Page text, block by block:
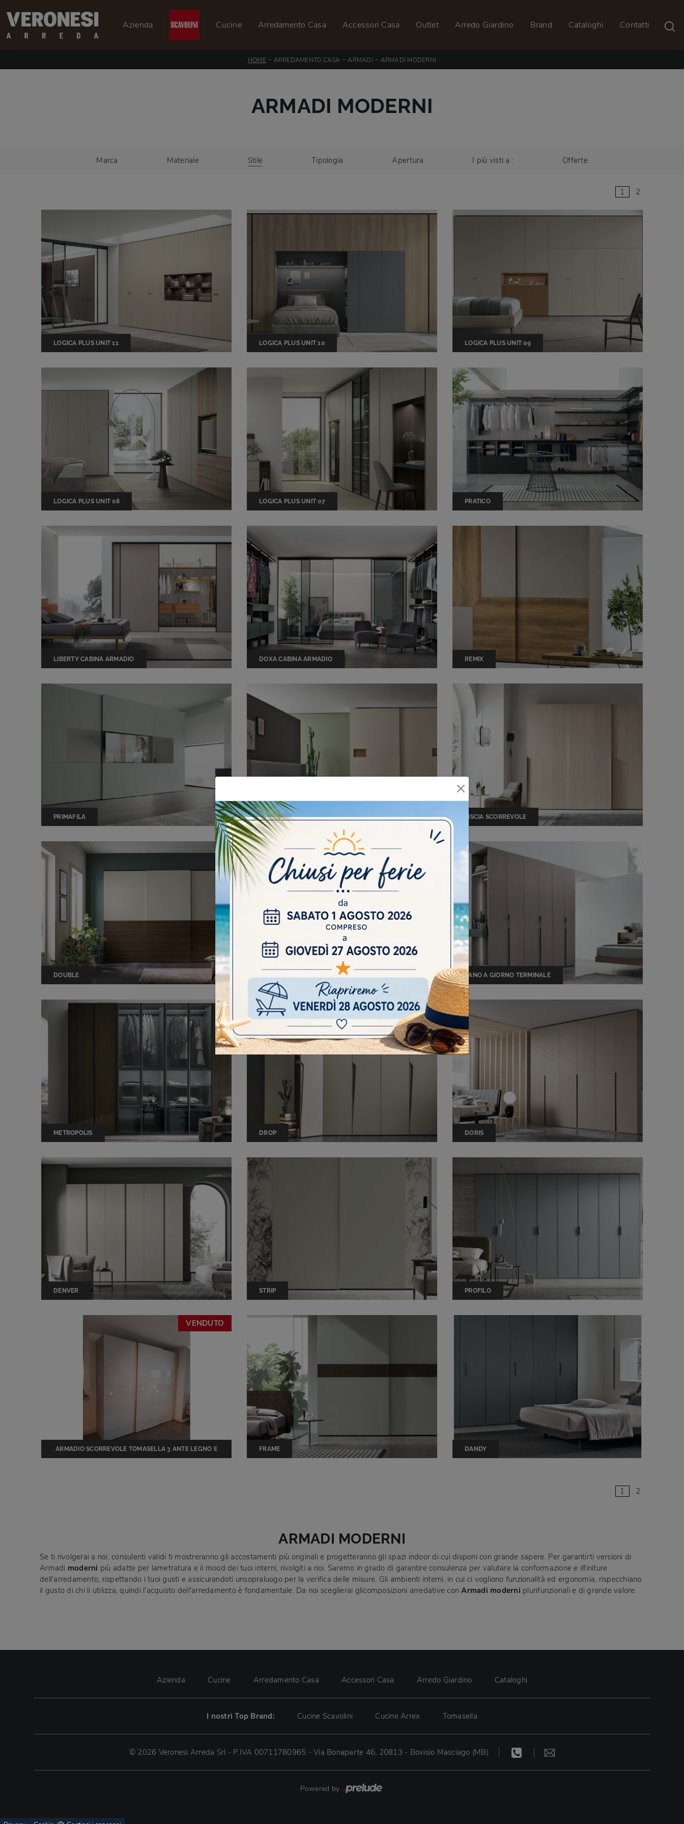
Azienda Cucine Arredamento Casa Accessori Casa Outlet Arredo Giardino Brand Cataloghi Contatti
HOME - ARREDAMENTO CASA -ARMADI - ARMADI MODERNI
ARMADI MODERNI
Marca Materiale Stile Tipologia Apertura I più visti a : Offerte
1 2
LOGICA PLUS UNIT 11 LOGICA PLUS UNIT 10 LOGICA PLUS UNIT 09
LOGICA PLUS UNIT 08 LOGICA PLUS UNIT 07 PRATICO
LIBERTY CABINA ARMADIO DOXA CABINA ARMADIO REMIX
PRIMAFILA PITTI LISCIA SCORREVOLE
DOUBLE VANO A GIORNO TERMINALE
METROPOLIS DROP DORIS
DENVER STRIP PROFILO
VENDUTO
ARMADIO SCORREVOLE TOMASELLA 3 ANTE LEGNO E FRAME DANDY
1 2
ARMADI MODERNI
Se ti rivolgerai a noi, consulenti validi ti mostreranno gli accostamenti più originali e progetteranno gli spazi indoor di cui disponi con grande sapere. Per garantirti versioni di
Armadi moderni più adatte per lametratura e il mood dei tuoi interni, rivolgiti a noi. Saremo in grado di garantire consulenza per valutare la conformazione e ilfiniture
dell'arredamento, rispettando i tuoi gusti e assicurandoti unsopraluogo per la verifica delle misure. Gli ambienti interni, in cui ci vogliono funzionalità ed ergonomia, rispecchiano
il gusto di chi li utilizza, quindi l'acquisto dell'arredamento è fondamentale. Da noi sceglierai glicomposizioni arredative conArmadi moderni plurifunzionali e di grande valore.
Azienda Cucine Arredamento Casa Accessori Casa Arredo Giardino Cataloghi
I nostri Top Brand: Cucine Scavolini Cucine Arrex Tomasella
© 2026 Veronesi Arreda Srl - P.IVA 00711780965 - Via Bonaparte 46, 20813 - Bovisio Masciago (MB)
Powered by